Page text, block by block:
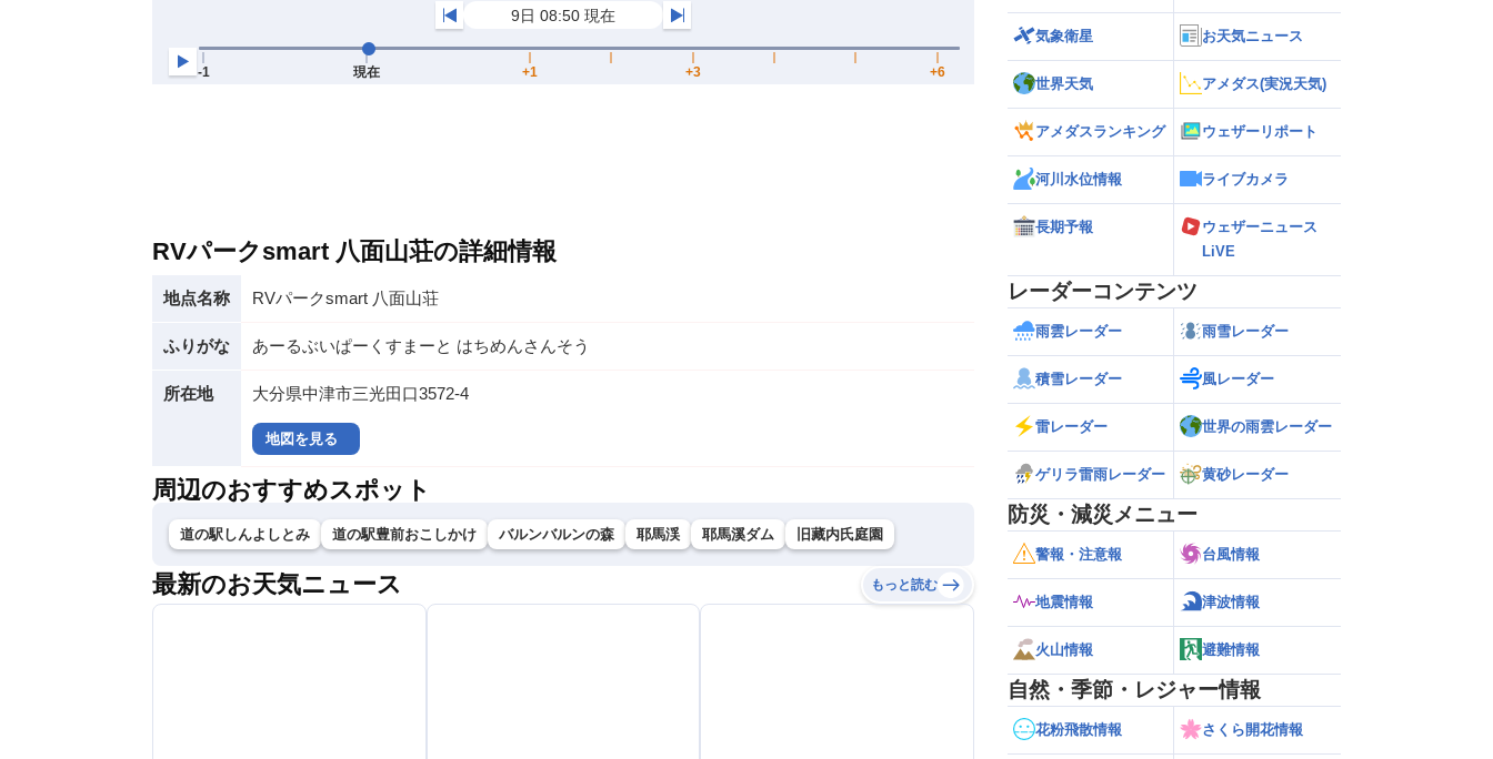
RVパークsmart 八面山荘の詳細情報
地点名称 RVパークsmart 八面山荘
ふりがな あーるぶいぱーくすまーと はちめんさんそう
所在地 大分県中津市三光田口3572-4
地図を見る
周辺のおすすめスポット
道の駅しんよしとみ 道の駅豊前おこしかけ バルンバルンの森 耶馬渓 耶馬溪ダム 旧藏内氏庭園
最新のお天気ニュース もっと読む
気象衛星 お天気ニュース
世界天気 アメダス(実況天気)
アメダスランキング ウェザーリポート
河川水位情報 ライブカメラ
長期予報
ウェザーニュース
LiVE
レーダーコンテンツ
雨雲レーダー 雨雪レーダー
積雪レーダー 風レーダー
雷レーダー 世界の雨雲レーダー
ゲリラ雷雨レーダー 黄砂レーダー
防災・減災メニュー
警報・注意報 台風情報
地震情報 津波情報
火山情報 避難情報
自然・季節・レジャー情報
花粉飛散情報 さくら開花情報